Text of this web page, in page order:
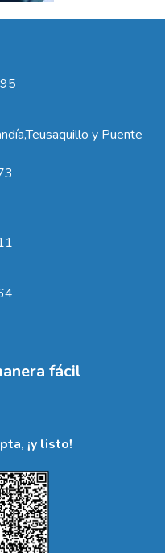
y Puente
fácil
¡y listo!